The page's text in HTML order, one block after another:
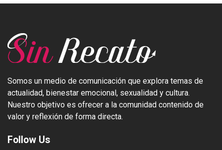
Somos un medio de comunicación que explora temas de
actualidad, bienestar emocional, sexualidad y cultura.
Nuestro objetivo es ofrecer a la comunidad contenido de
valor y reflexión de forma directa.
Follow Us